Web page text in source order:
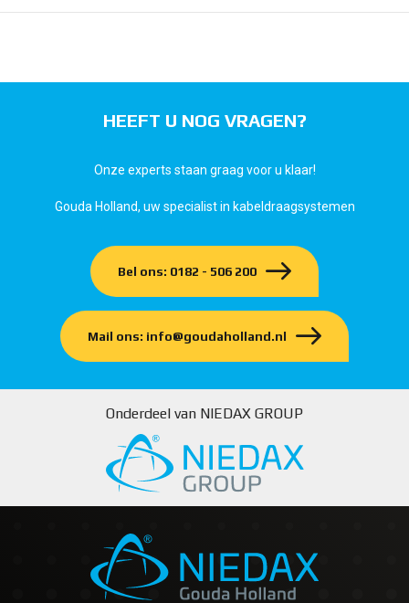
HEEFT U NOG VRAGEN?
Onze experts staan graag voor u klaar!
Gouda Holland, uw specialist in kabeldraagsystemen
Bel ons: 0182 - 506 200
Mail ons: info@goudaholland.nl
Onderdeel van NIEDAX GROUP